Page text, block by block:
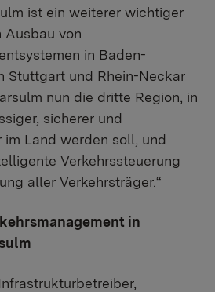
ist ein weiterer wichtiger
Ausbau von
in Baden-
Stuttgart und Rhein-Neckar
nun die dritte Region, in
sicherer und
Land werden soll, und
Verkehrssteuerung
aller Verkehrsträger.“
in